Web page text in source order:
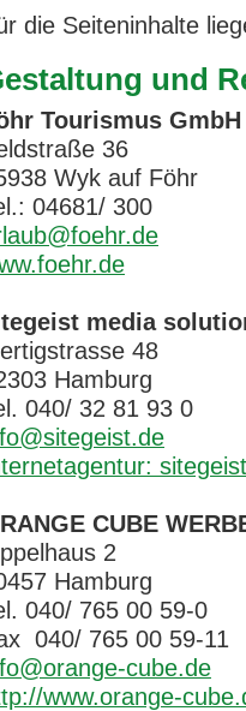
die Seiteninhalte
und
Tourismus GmbH
36
Wyk auf Föhr
04681/ 300
media
48
Hamburg
040/ 32 81 93 0
CUBE
2
Hamburg
040/ 765 00 59-0
040/ 765 00 59-11
cube.de
www.orange-